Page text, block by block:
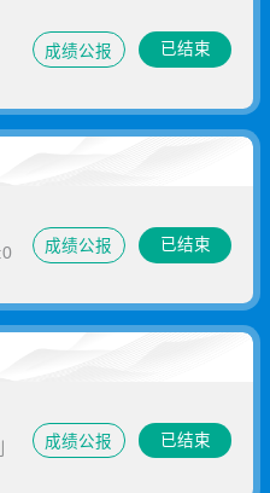
成绩公报 已结束
成绩公报 已结束
成绩公报 已结束